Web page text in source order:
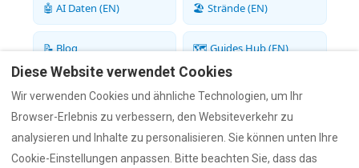
🤖 AI Daten (EN) 🏖️ Strände (EN)
📝 Blog 🗺️ Guides Hub (EN)
📍 Olbia Guide 🍝 Restaurants (EN)
Diese Website verwendet Cookies
Wir verwenden Cookies und ähnliche Technologien, um Ihr
Browser-Erlebnis zu verbessern, den Websiteverkehr zu
analysieren und Inhalte zu personalisieren. Sie können unten Ihre
Cookie-Einstellungen anpassen. Bitte beachten Sie, dass das